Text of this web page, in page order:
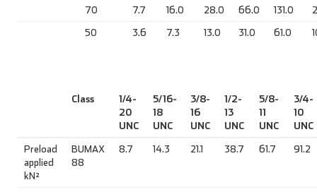
70 7.7 16.0 28.0 66.0 131.0
50 3.6 7.3 13.0 31.0 61.0
Class
1/4-
20
UNC
5/16-
18
UNC
3/8-
16
UNC
1/2-
13
UNC
5/8-
11
UNC
3/4-
10
UNC
Preload
applied
kN²
BUMAX
88
8.7 14.3 21.1 38.7 61.7 91.2